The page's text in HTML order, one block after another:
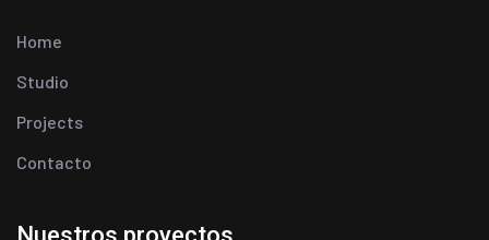
Home
Studio
Projects
Contacto